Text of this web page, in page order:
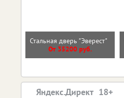
Стальная дверь "Эверест"
От 35200 руб.
Яндекс.Директ